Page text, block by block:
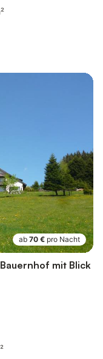
ab 70 € pro Nacht
mit Blick